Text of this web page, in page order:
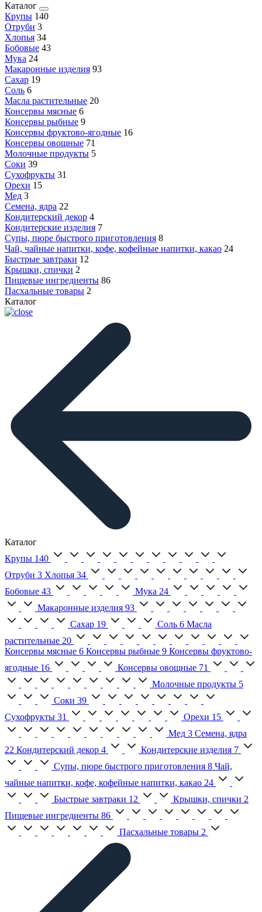
Каталог
Крупы 140
Отруби 3
Хлопья 34
Бобовые 43
Мука 24
Макаронные изделия 93
Сахар 19
Соль 6
Масла растительные 20
Консервы мясные 6
Консервы рыбные 9
Консервы фруктово-ягодные 16
Консервы овощные 71
Молочные продукты 5
Соки 39
Сухофрукты 31
Орехи 15
Мед 3
Семена, ядра 22
Кондитерский декор 4
Кондитерские изделия 7
Супы, пюре быстрого приготовления 8
Чай, чайные напитки, кофе, кофейные напитки, какао 24
Быстрые завтраки 12
Крышки, спички 2
Пищевые ингредиенты 86
Пасхальные товары 2
Каталог
Каталог
Крупы 140
Отруби 3 Хлопья 34
Бобовые 43 Мука 24
Макаронные изделия 93
Сахар 19 Соль 6 Масла
растительные 20
Консервы мясные 6 Консервы рыбные 9 Консервы фруктово-
ягодные 16 Консервы овощные 71
Молочные продукты 5
Соки 39
Сухофрукты 31 Орехи 15
Мед 3 Семена, ядра
22 Кондитерский декор 4 Кондитерские изделия 7
Супы, пюре быстрого приготовления 8 Чай,
чайные напитки, кофе, кофейные напитки, какао 24
Быстрые завтраки 12 Крышки, спички 2
Пищевые ингредиенты 86
Пасхальные товары 2